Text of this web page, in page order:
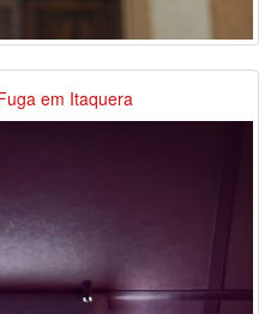
em Itaquera